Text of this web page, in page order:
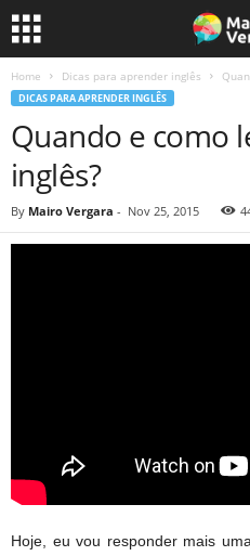
Home Dicas para aprender inglês
DICAS PARA APRENDER INGLÊS
Quando e como
inglês?
By Mairo Vergara - Nov 25, 2015
Hoje, eu vou responder mais